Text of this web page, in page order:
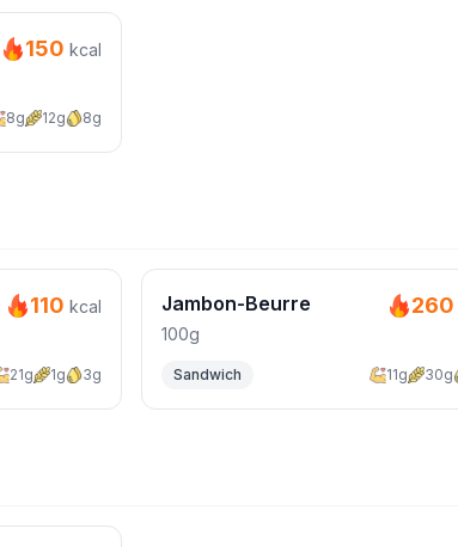
150kcal
8g 12g 8g
110kcal
21g 1g 3g
Jambon-Beurre
100g
260
Sandwich 11g 30g